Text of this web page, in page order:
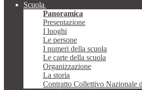
Scuola
Panoramica
Presentazione
I luoghi
Le persone
I numeri della scuola
Le carte della scuola
Organizzazione
La storia
Contratto Collettivo Nazionale